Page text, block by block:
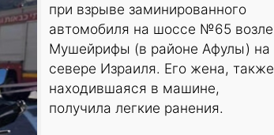
при взрыве заминированного
автомобиля на шоссе №65 возле
Мушейрифы (в районе Афулы) на
севере Израиля. Его жена, также
находившаяся в машине,
получила легкие ранения.